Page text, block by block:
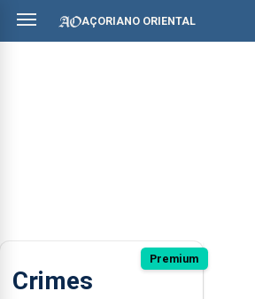
AÇORIANO ORIENTAL
Premium
Crimes